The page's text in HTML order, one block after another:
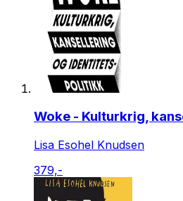
Woke - Kulturkrig,
Lisa Esohel Knudsen
379,-